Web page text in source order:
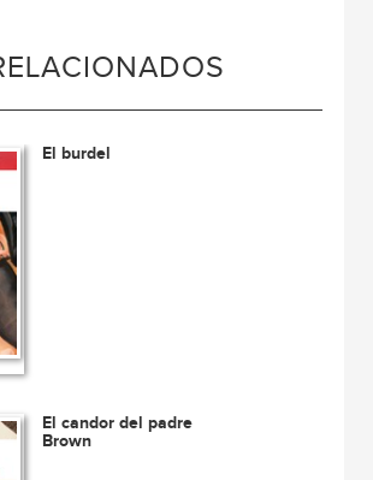
El burdel
El candor del padre
Brown